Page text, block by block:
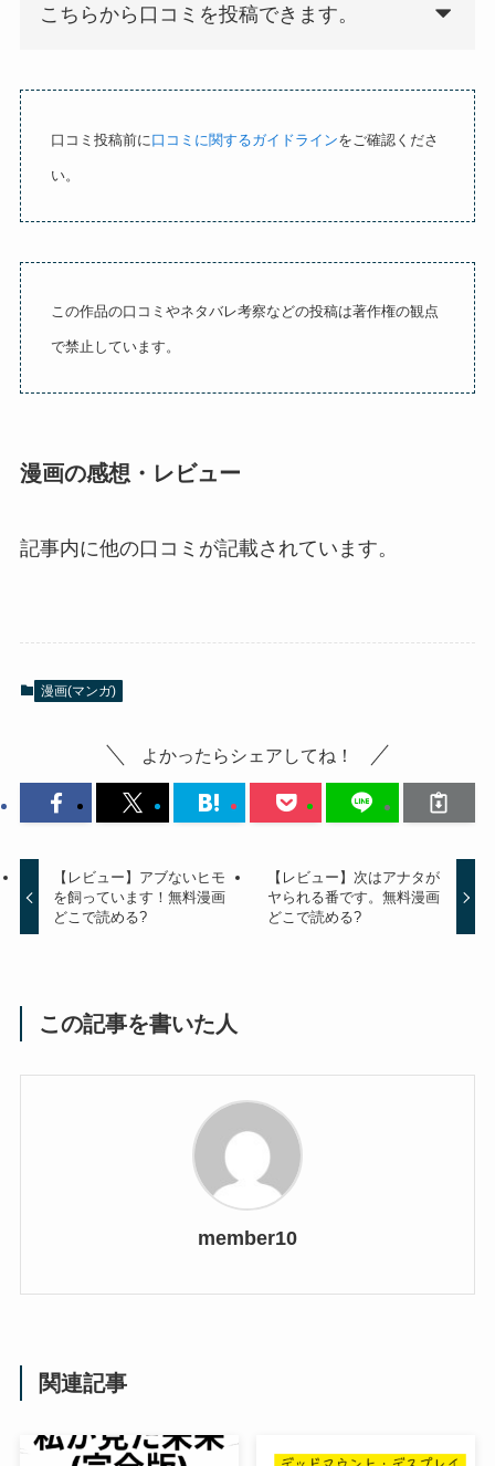
f
5
こちらから口コミを投稿できます。
口コミ投稿前に 口コミに関するガイドラインをご確認くださ
い。
この作品の口コミやネタバレ考察などの投稿は著作権の観点
で禁止しています。
漫画の感想・レビュー
記事内に他の口コミが記載されています。
漫画(マンガ)
よかったらシェアしてね！
【レビュー】アブないヒモ
を飼っています！無料漫画
どこで読める?
【レビュー】次はアナタが
ヤられる番です。無料漫画
どこで読める?
この記事を書いた人
member10
関連記事